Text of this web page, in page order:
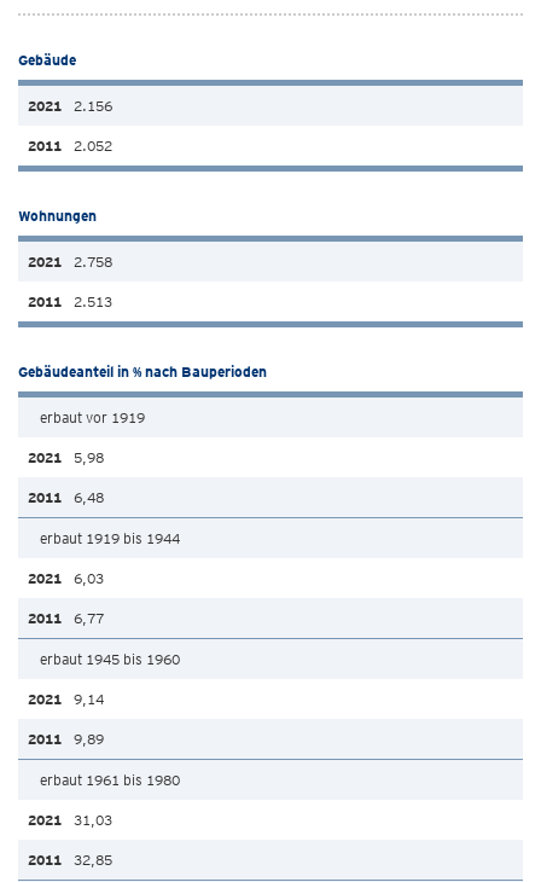
Gebäude
2.156
2.052
Wohnungen
2.758
2.513
Gebäudeanteil in % nach Bauperioden
erbaut vor 1919
5,98
6,48
erbaut 1919 bis 1944
6,03
6,77
erbaut 1945 bis 1960
9,14
9,89
erbaut 1961 bis 1980
31,03
32,85